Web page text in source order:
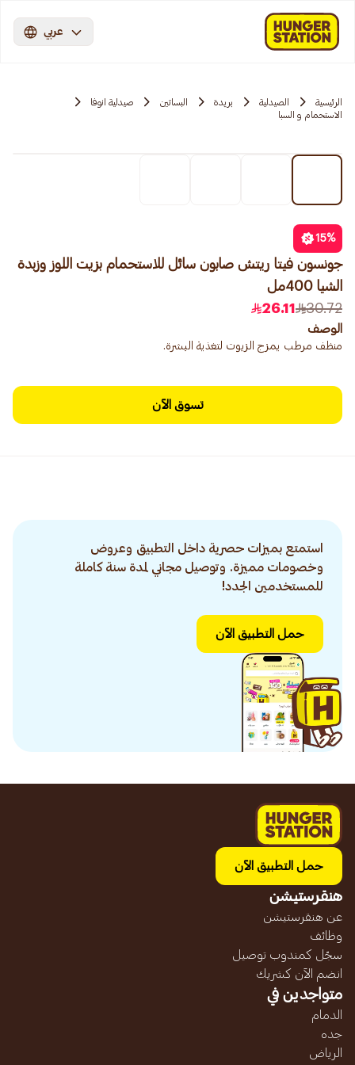
عربي
الرئيسية الصيدلية بريدة البساتين
صيدلية انوفا
الاستحمام و السبا
15%
جونسون فيتا ريتش صابون سائل للاستحمام بزيت اللوز وزبدة
الشيا 400مل
30.72
26.11
الوصف
منظف ​​مرطب يمزج الزيوت لتغذية البشرة.
تسوق الآن
استمتع بميزات حصرية داخل التطبيق وعروض
وخصومات مميزة. وتوصيل مجاني لمدة سنة كاملة
للمستخدمين الجدد!
حمل التطبيق الآن
حمل التطبيق الآن
هنقرستيشن
عن هنقرستيشن
وظائف
سجّل كمندوب توصيل
انضم الآن كشريك
متواجدين في
الدمام
جده
الرياض